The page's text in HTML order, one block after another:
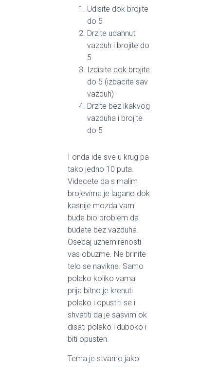
Udisite dok brojite
do 5
Drzite udahnuti
vazduh i brojite do
5
Izdisite dok brojite
do 5 (izbacite sav
vazduh)
Drzite bez ikakvog
vazduha i brojite
do 5
I onda ide sve u krug pa
tako jedno 10 puta.
Videcete da s malim
brojevima je lagano dok
kasnije mozda vam
bude bio problem da
budete bez vazduha.
Osecaj uznemirenosti
vas obuzme. Ne brinite
telo se navikne. Samo
polako koliko vama
prija bitno je krenuti
polako i opustiti se i
shvatiti da je sasvim ok
disati polako i duboko i
biti opusten.
Tema je stvarno jako